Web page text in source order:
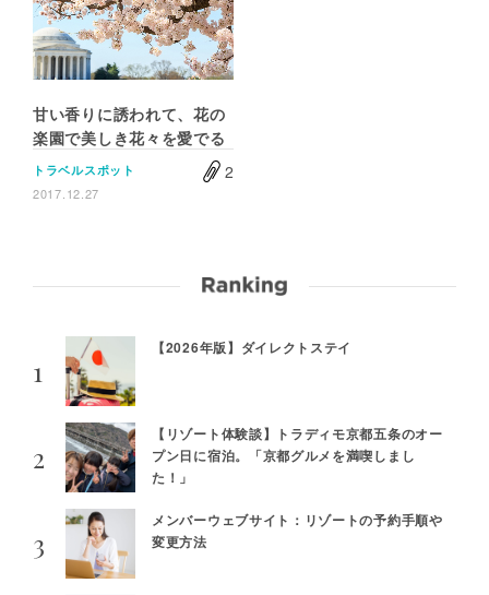
甘い香りに誘われて、花の
楽園で美しき花々を愛でる
トラベルスポット
2017.12.27
2
【2026年版】ダイレクトステイ
【リゾート体験談】トラディモ京都五条のオー
プン日に宿泊。「京都グルメを満喫しまし
た！」
メンバーウェブサイト：リゾートの予約手順や
変更方法